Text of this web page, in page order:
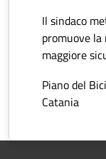
Il sindaco
promuove
maggiore
Piano del
Catania